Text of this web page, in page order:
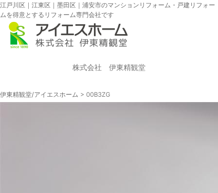
江戸川区｜江東区｜墨田区｜浦安市のマンションリフォーム・戸建リフォー
ムを得意とするリフォーム専門会社です
株式会社 伊東精観堂
伊東精観堂/アイエスホーム > 00B3ZG